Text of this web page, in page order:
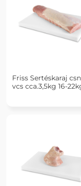
Friss Sertéskaraj
vcs cca.3,5kg 16-